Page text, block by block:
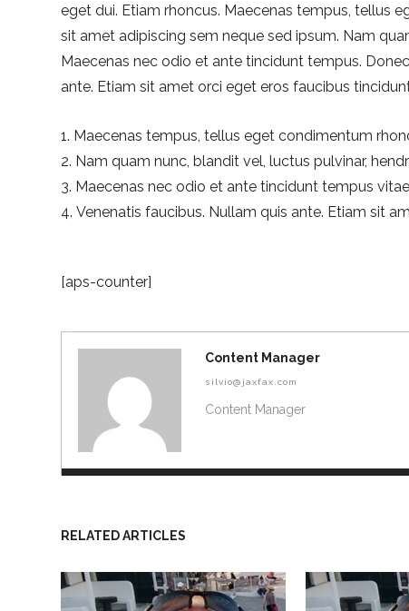
eget dui. Etiam rhoncus. Maecenas tempus, tellus
sit amet adipiscing sem neque sed ipsum. Nam
Maecenas nec odio et ante tincidunt tempus.
ante. Etiam sit amet orci eget eros faucibus
Maecenas tempus, tellus eget condimentum
Nam quam nunc, blandit vel, luctus pulvinar,
Maecenas nec odio et ante tincidunt tempus
Venenatis faucibus. Nullam quis ante. Etiam sit
[aps-counter]
Content Manager
silvio@jaxfax.com
Content Manager
RELATED ARTICLES